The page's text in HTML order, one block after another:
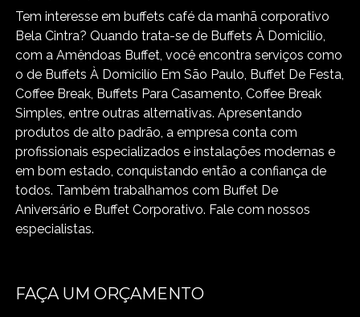
Tem interesse em buffets café da manhã corporativo
Bela Cintra? Quando trata-se de Buffets À Domicilío,
com a Amêndoas Buffet, você encontra serviços como
o de Buffets À Domicilío Em São Paulo, Buffet De Festa,
Coffee Break, Buffets Para Casamento, Coffee Break
Simples, entre outras alternativas. Apresentando
produtos de alto padrão, a empresa conta com
profissionais especializados e instalações modernas e
em bom estado, conquistando então a confiança de
todos. Também trabalhamos com Buffet De
Aniversário e Buffet Corporativo. Fale com nossos
especialistas.
FAÇA UM ORÇAMENTO